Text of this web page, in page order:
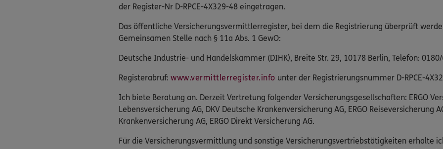
der Register-Nr D-RPCE-4X329-48 eingetragen.
Das öffentliche Versicherungsvermittlerregister, bei dem die Registrierung überprüft
Gemeinsamen Stelle nach § 11a Abs. 1 GewO:
Deutsche Industrie- und Handelskammer (DIHK), Breite Str. 29, 10178 Berlin, Telefon:
Registerabruf: www.vermittlerregister.info unter der Registrierungsnummer D-RPCE-
Ich biete Beratung an. Derzeit Vertretung folgender Versicherungsgesellschaften: ERGO
Lebensversicherung AG, DKV Deutsche Krankenversicherung AG, ERGO Reiseversicherung
Krankenversicherung AG, ERGO Direkt Versicherung AG.
Für die Versicherungsvermittlung und sonstige Versicherungsvertriebstätigkeiten erhalte